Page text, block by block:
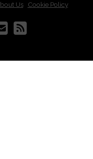
Us| Cookie Policy